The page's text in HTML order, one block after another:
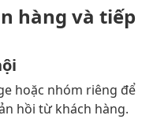
hàng và tiếp
hoặc nhóm riêng để
hồi từ khách hàng.